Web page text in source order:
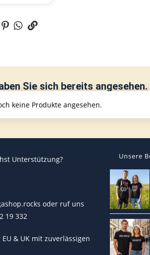
Sie sich bereits
keine Produkte angesehen.
Unterstützung?
oder ruf uns
19 332
& UK mit zuverlässigen
Unsere